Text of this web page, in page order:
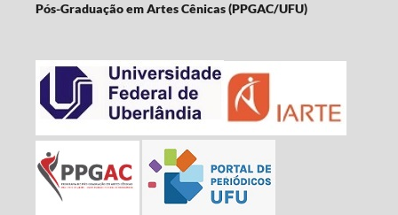
Pós-Graduação em Artes Cênicas (PPGAC/UFU)